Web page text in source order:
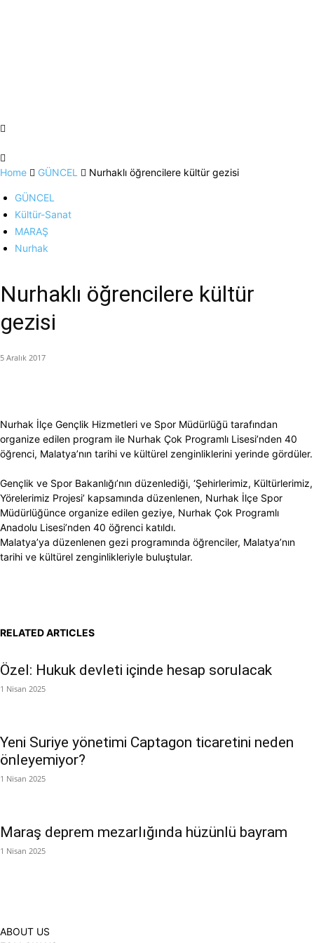
Home GÜNCEL Nurhaklı öğrencilere kültür gezisi
GÜNCEL
Kültür-Sanat
MARAŞ
Nurhak
Nurhaklı öğrencilere kültür
gezisi
5 Aralık 2017
Nurhak İlçe Gençlik Hizmetleri ve Spor Müdürlüğü tarafından
organize edilen program ile Nurhak Çok Programlı Lisesi’nden 40
öğrenci, Malatya’nın tarihi ve kültürel zenginliklerini yerinde gördüler.
Gençlik ve Spor Bakanlığı’nın düzenlediği, ‘Şehirlerimiz, Kültürlerimiz,
Yörelerimiz Projesi’ kapsamında düzenlenen, Nurhak İlçe Spor
Müdürlüğünce organize edilen geziye, Nurhak Çok Programlı
Anadolu Lisesi’nden 40 öğrenci katıldı.
Malatya’ya düzenlenen gezi programında öğrenciler, Malatya’nın
tarihi ve kültürel zenginlikleriyle buluştular.
RELATED ARTICLES
Özel: Hukuk devleti içinde hesap sorulacak
1 Nisan 2025
Yeni Suriye yönetimi Captagon ticaretini neden
önleyemiyor?
1 Nisan 2025
Maraş deprem mezarlığında hüzünlü bayram
1 Nisan 2025
ABOUT US